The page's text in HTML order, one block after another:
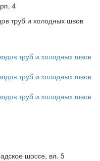
4
труб и холодных швов
шоссе, вл. 5